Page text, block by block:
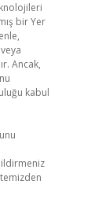
bir Yer
Ancak,
kabul